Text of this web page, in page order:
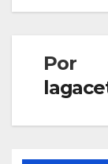
Por